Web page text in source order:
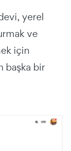
yerel
ve
için
başka bir